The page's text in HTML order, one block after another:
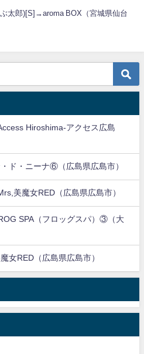
太郎)[S]→aroma BOX（宮城県仙台
Hiroshima-アクセス広島
ド・ニーナ⑥（広島県広島市）
美魔女RED（広島県広島市）
SPA（フロッグスパ）③（大
女RED（広島県広島市）